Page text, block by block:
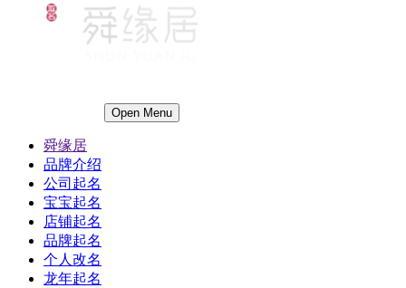
Open Menu
舜缘居
品牌介绍
公司起名
宝宝起名
店铺起名
品牌起名
个人改名
龙年起名